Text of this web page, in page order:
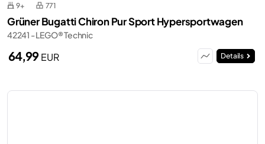
9+ 771
Grüner Bugatti Chiron Pur Sport Hypersportwagen
42241 - LEGO® Technic
64,99EUR Details